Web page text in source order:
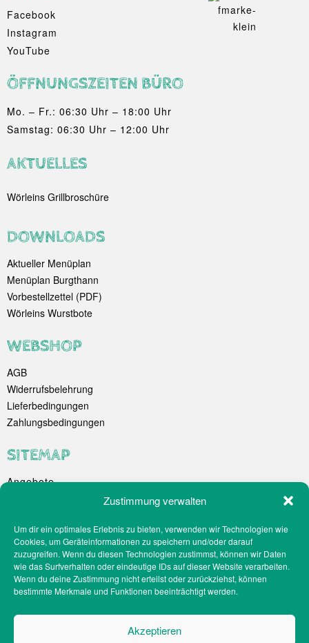
Zustimmung verwalten
Um dir ein optimales Erlebnis zu bieten, verwenden wir Technologien wie
Cookies, um Geräteinformationen zu speichern und/oder darauf
zuzugreifen. Wenn du diesen Technologien zustimmst, können wir Daten
wie das Surfverhalten oder eindeutige IDs auf dieser Website verarbeiten.
Wenn du deine Zustimmung nicht erteilst oder zurückziehst, können
bestimmte Merkmale und Funktionen beeinträchtigt werden.
Akzeptieren
Facebook
Instagram
YouTube
ÖFFNUNGSZEITEN BÜRO
Mo. – Fr.: 06:30 Uhr – 18:00 Uhr
Samstag: 06:30 Uhr – 12:00 Uhr
AKTUELLES
Wörleins Grillbroschüre
DOWNLOADS
Aktueller Menüplan
Menüplan Burgthann
Vorbestellzettel (PDF)
Wörleins Wurstbote
WEBSHOP
AGB
Widerrufsbelehrung
Lieferbedingungen
Zahlungsbedingungen
SITEMAP
Angebote
Catering
Webshop
Filialen
Kontakt
Teilnahmebedingungen Gewinnspiel
Impressum